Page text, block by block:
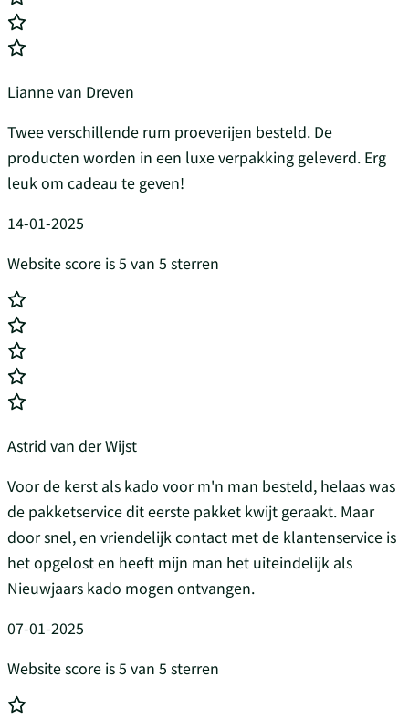
Lianne van Dreven
Twee verschillende rum proeverijen besteld. De
producten worden in een luxe verpakking geleverd. Erg
leuk om cadeau te geven!
14-01-2025
Website score is 5 van 5 sterren
Astrid van der Wijst
Voor de kerst als kado voor m'n man besteld, helaas was
de pakketservice dit eerste pakket kwijt geraakt. Maar
door snel, en vriendelijk contact met de klantenservice is
het opgelost en heeft mijn man het uiteindelijk als
Nieuwjaars kado mogen ontvangen.
07-01-2025
Website score is 5 van 5 sterren